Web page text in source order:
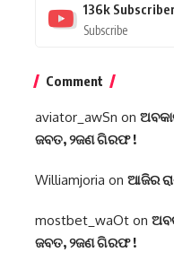
136k
Subscribe
Comment
aviator_awSn on
ଜବତ, ୨ଜଣ ଗିରଫ !
Williamjoria on ଆଜିର
mostbet_waOt on
ଜବତ, ୨ଜଣ ଗିରଫ !